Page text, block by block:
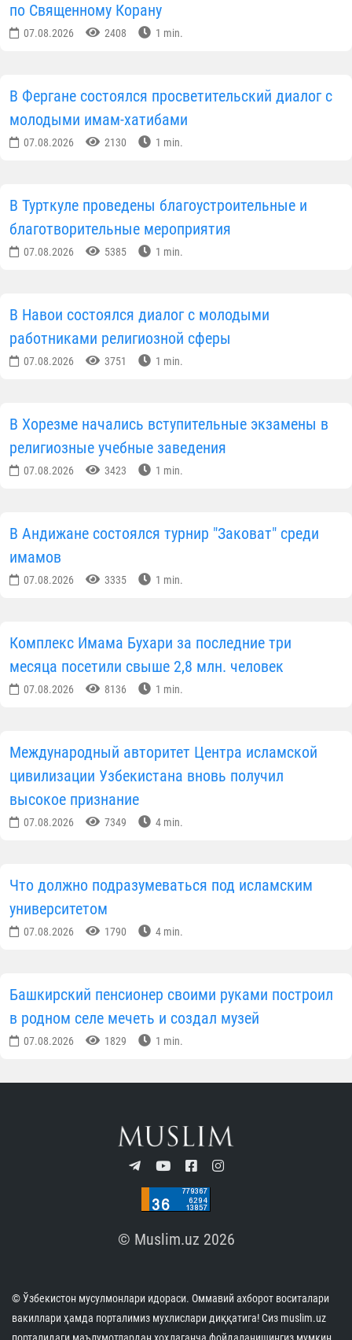
по Священному Корану
07.08.2026 2408 1 min.
В Фергане состоялся просветительский диалог с
молодыми имам-хатибами
07.08.2026 2130 1 min.
В Турткуле проведены благоустроительные и
благотворительные мероприятия
07.08.2026 5385 1 min.
В Навои состоялся диалог с молодыми
работниками религиозной сферы
07.08.2026 3751 1 min.
В Хорезме начались вступительные экзамены в
религиозные учебные заведения
07.08.2026 3423 1 min.
В Андижане состоялся турнир "Заковат" среди
имамов
07.08.2026 3335 1 min.
Комплекс Имама Бухари за последние три
месяца посетили свыше 2,8 млн. человек
07.08.2026 8136 1 min.
Международный авторитет Центра исламской
цивилизации Узбекистана вновь получил
высокое признание
07.08.2026 7349 4 min.
Что должно подразумеваться под исламским
университетом
07.08.2026 1790 4 min.
Башкирский пенсионер своими руками построил
в родном селе мечеть и создал музей
07.08.2026 1829 1 min.
© Muslim.uz 2026
© Ўзбекистон мусулмонлари идораси. Оммавий ахборот воситалари
вакиллари ҳамда порталимиз мухлислари диққатига! Сиз muslim.uz